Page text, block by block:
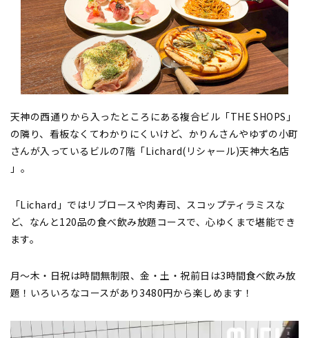
天神の西通りから入ったところにある複合ビル「THE SHOPS」
の隣り、看板なくてわかりにくいけど、かりんさんやゆずの小町
さんが入っているビルの7階「Lichard(リシャール)天神大名店
⁡」。
「Lichard」ではリブロースや肉寿司、スコップティラミスな
ど、なんと120品の食べ飲み放題コースで、心ゆくまで堪能でき
ます。
月〜木・日祝は時間無制限、金・土・祝前日は3時間食べ飲み放
題！いろいろなコースがあり3480円から楽しめます！
動